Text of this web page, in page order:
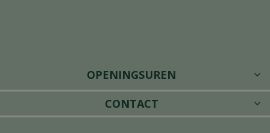
OPENINGSUREN
CONTACT